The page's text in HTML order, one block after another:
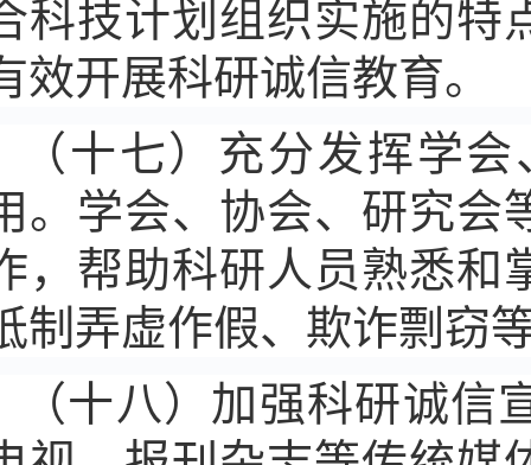
科技计划组织实施的特
效开展科研诚信教育。
（十七）充分发挥学
。学会、协会、研究会
，帮助科研人员熟悉和
制弄虚作假、欺诈剽窃
（十八）加强科研诚